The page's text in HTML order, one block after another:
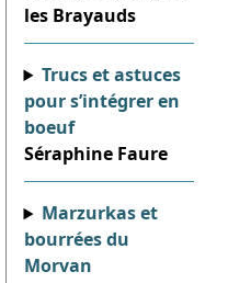
les Brayauds
Trucs et astuces
pour s’intégrer en
boeuf
Séraphine Faure
Marzurkas et
bourrées du
Morvan